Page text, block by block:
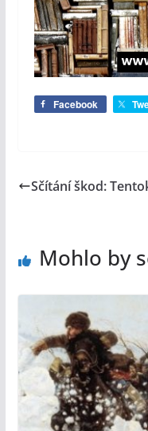
Facebook
Sčítání škod:
Mohlo by